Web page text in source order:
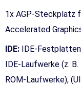
1x AGP-Steckplatz
Accelerated
IDE: IDE-
IDE-Laufwerke (z.
ROM-Laufwerke),